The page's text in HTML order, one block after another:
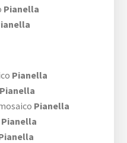
Pianella
Pianella
Pianella
Pianella
Pianella